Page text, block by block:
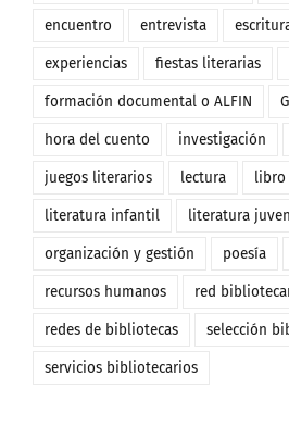
encuentro entrevista
experiencias fiestas literarias
formación documental o ALFIN
hora del cuento investigación
juegos literarios lectura libro
literatura infantil literatura
organización y gestión poesía
recursos humanos red
redes de bibliotecas selección
servicios bibliotecarios